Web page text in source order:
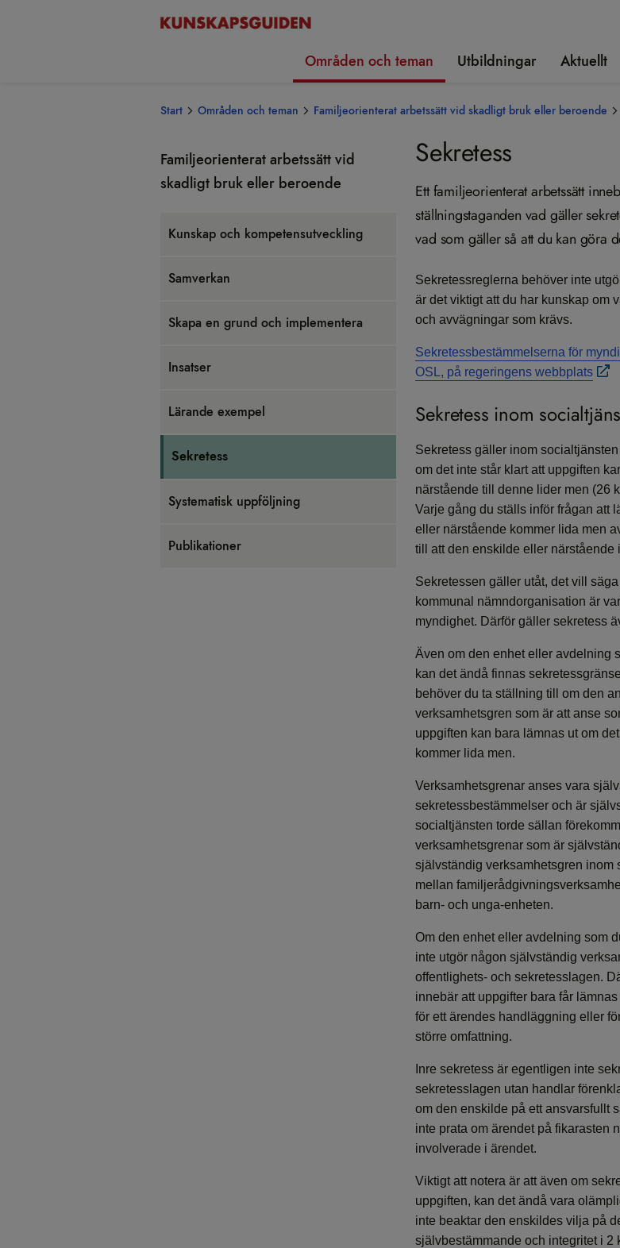
Områden och teman Utbildningar Aktuellt
Start Områden och teman Familjeorienterat arbetssätt vid skadligt bruk eller beroende
Famil­je­o­ri­en­te­rat arbets­sätt vid
skad­ligt bruk eller bero­ende
Kun­skap och kom­pe­tens­ut­veck­ling
Sam­ver­kan
Skapa en grund och imple­men­tera
Insat­ser
Lärande exem­pel
Sek­re­tess
Sys­te­ma­tisk upp­följ­ning
Pub­li­ka­tio­ner
Sekretess
Ett familjeorienterat arbetssätt
ställningstaganden vad gäller
vad som gäller så att du kan göra
Sekretessreglerna behöver inte
är det viktigt att du har kunskap om
och avvägningar som krävs.
Sekretessbestämmelserna för
OSL, på regeringens webbplats
Sekretess inom
Sekretess gäller inom
om det inte står klart att uppgiften
närstående till denne lider men (26
Varje gång du ställs inför frågan att
eller närstående kommer lida men
till att den enskilde eller närstående
Sekretessen gäller utåt, det vill
kommunal nämndorganisation är
myndighet. Därför gäller sekretess
Även om den enhet eller avdelning
kan det ändå finnas
behöver du ta ställning till om den
verksamhetsgren som är att anse
uppgiften kan bara lämnas ut om
kommer lida men.
Verksamhetsgrenar anses vara
sekretessbestämmelser och är
socialtjänsten torde sällan
verksamhetsgrenar som är
självständig verksamhetsgren inom
mellan
barn- och unga-enheten.
Om den enhet eller avdelning som
inte utgör någon självständig
offentlighets- och sekretesslagen.
innebär att uppgifter bara får
för ett ärendes handläggning eller
större omfattning.
Inre sekretess är egentligen inte
sekretesslagen utan handlar
om den enskilde på ett ansvarsfullt
inte prata om ärendet på fikarasten
involverade i ärendet.
Viktigt att notera är att även om
uppgiften, kan det ändå vara
inte beaktar den enskildes vilja på
självbestämmande och integritet i